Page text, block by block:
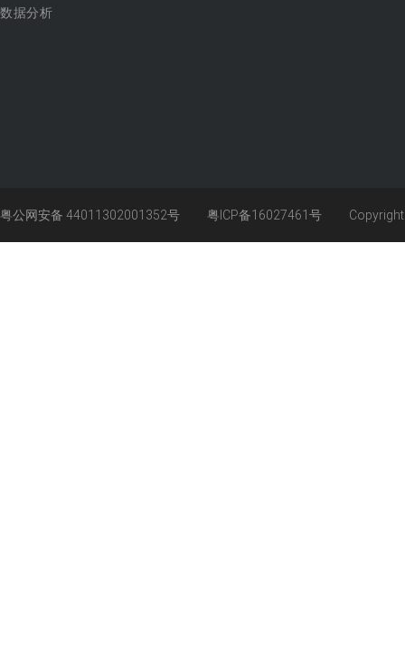
数据分析
粤公网安备 44011302001352号 粤ICP备16027461号